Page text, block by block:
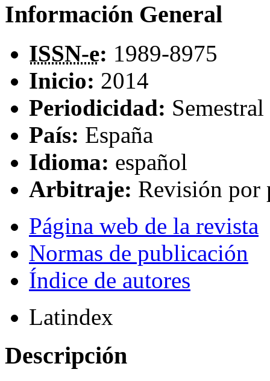
Información General
ISSN-e: 1989-8975
Inicio: 2014
Periodicidad: Semestral
País: España
Idioma: español
Arbitraje: Revisión por
Página web de la revista
Normas de publicación
Índice de autores
Latindex
Descripción